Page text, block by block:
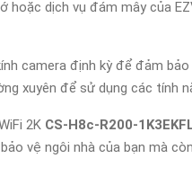
hoặc dịch vụ đám mây của
camera định kỳ để đảm
xuyên để sử dụng các tính
2K CS-H8c-R200-
vệ ngôi nhà của bạn mà